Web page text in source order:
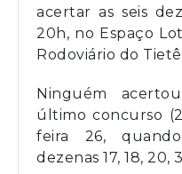
acertar as seis
20h, no Espaço
Rodoviário do
Ninguém
último concurso
feira 26,
dezenas 17, 18, 20,